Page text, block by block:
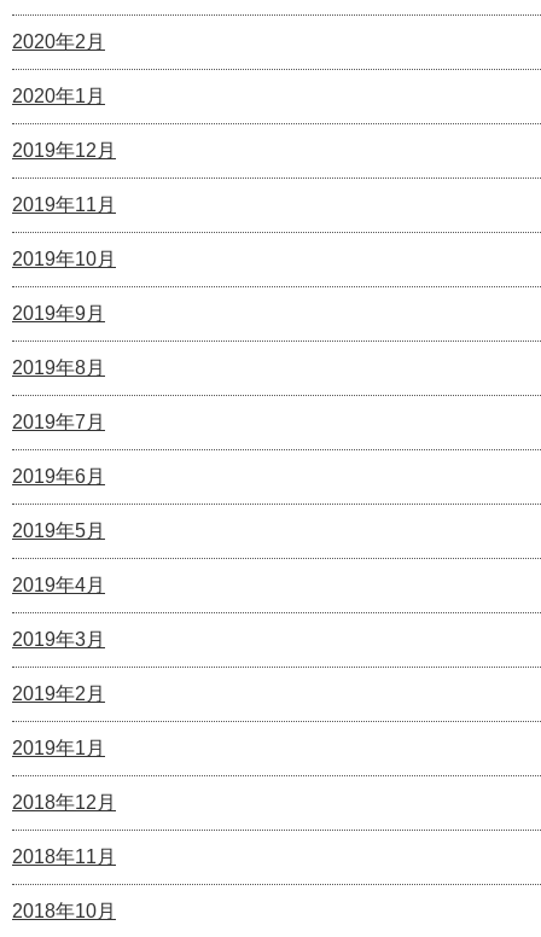
2020年2月
2020年1月
2019年12月
2019年11月
2019年10月
2019年9月
2019年8月
2019年7月
2019年6月
2019年5月
2019年4月
2019年3月
2019年2月
2019年1月
2018年12月
2018年11月
2018年10月